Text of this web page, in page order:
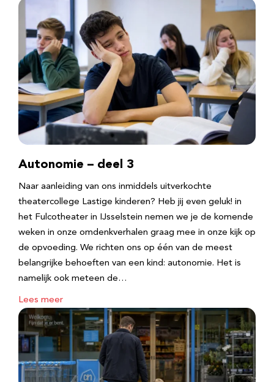
Autonomie – deel 3
Naar aanleiding van ons inmiddels uitverkochte
theatercollege Lastige kinderen? Heb jij even geluk! in
het Fulcotheater in IJsselstein nemen we je de komende
weken in onze omdenkverhalen graag mee in onze kijk op
de opvoeding. We richten ons op één van de meest
belangrijke behoeften van een kind: autonomie. Het is
namelijk ook meteen de…
Lees meer